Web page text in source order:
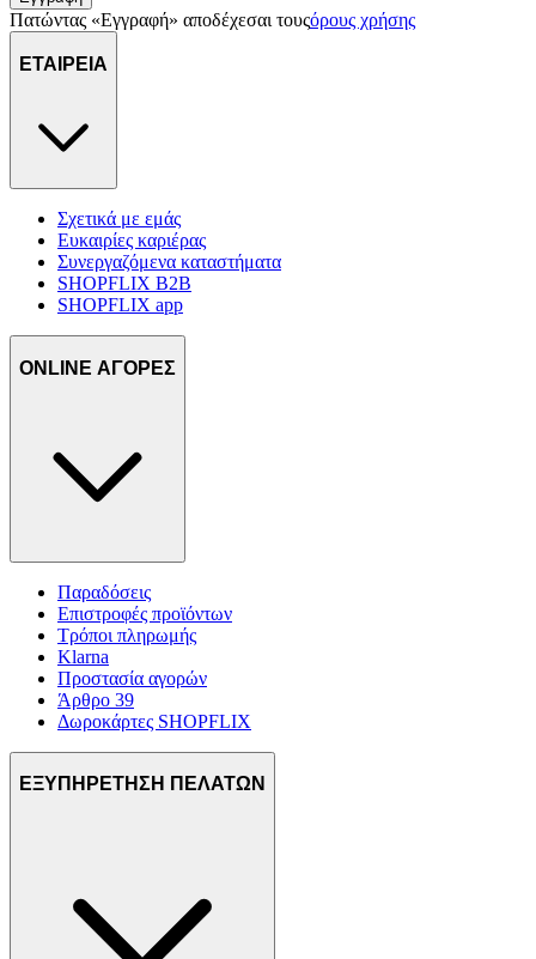
Πατώντας «Εγγραφή» αποδέχεσαι τουςόρους χρήσης
ΕΤΑΙΡΕΙΑ
Σχετικά με εμάς
Ευκαιρίες καριέρας
Συνεργαζόμενα καταστήματα
SHOPFLIX B2B
SHOPFLIX app
ONLINE ΑΓΟΡΕΣ
Παραδόσεις
Επιστροφές προϊόντων
Τρόποι πληρωμής
Klarna
Προστασία αγορών
Άρθρο 39
Δωροκάρτες SHOPFLIX
ΕΞΥΠΗΡΕΤΗΣΗ ΠΕΛΑΤΩΝ